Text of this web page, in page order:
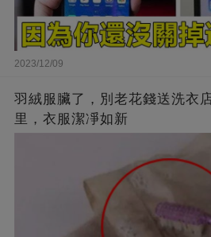
2023/12/09
羽絨服臟了，別老花錢送洗衣
里，衣服潔凈如新